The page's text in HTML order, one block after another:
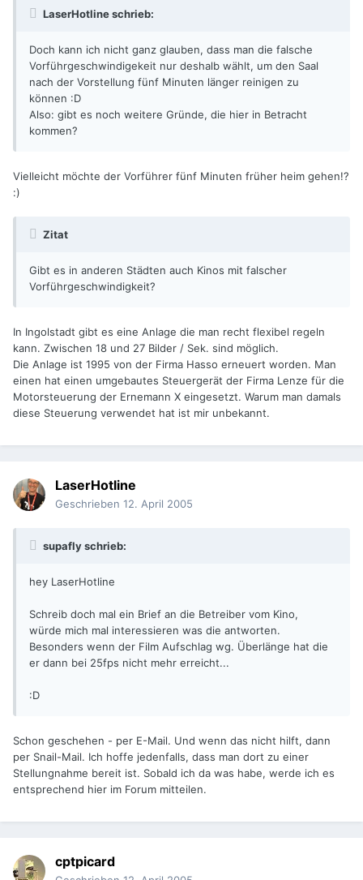
LaserHotline schrieb:
Doch kann ich nicht ganz glauben, dass man die falsche
Vorführgeschwindigekeit nur deshalb wählt, um den Saal
nach der Vorstellung fünf Minuten länger reinigen zu
können :D
Also: gibt es noch weitere Gründe, die hier in Betracht
kommen?
Vielleicht möchte der Vorführer fünf Minuten früher heim gehen!?
:)
Zitat
Gibt es in anderen Städten auch Kinos mit falscher
Vorführgeschwindigkeit?
In Ingolstadt gibt es eine Anlage die man recht flexibel regeln
kann. Zwischen 18 und 27 Bilder / Sek. sind möglich.
Die Anlage ist 1995 von der Firma Hasso erneuert worden. Man
einen hat einen umgebautes Steuergerät der Firma Lenze für die
Motorsteuerung der Ernemann X eingesetzt. Warum man damals
diese Steuerung verwendet hat ist mir unbekannt.
LaserHotline
Geschrieben 12. April 2005
supafly schrieb:
hey LaserHotline
Schreib doch mal ein Brief an die Betreiber vom Kino,
würde mich mal interessieren was die antworten.
Besonders wenn der Film Aufschlag wg. Überlänge hat die
er dann bei 25fps nicht mehr erreicht...
:D
Schon geschehen - per E-Mail. Und wenn das nicht hilft, dann
per Snail-Mail. Ich hoffe jedenfalls, dass man dort zu einer
Stellungnahme bereit ist. Sobald ich da was habe, werde ich es
entsprechend hier im Forum mitteilen.
cptpicard